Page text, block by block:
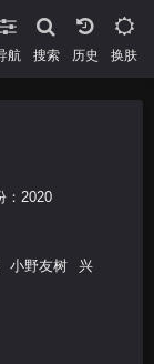
航 搜索 换肤
： 2020
小野友树
兴